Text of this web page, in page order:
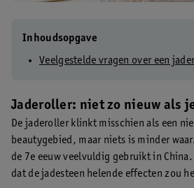
Inhoudsopgave
Veelgestelde vragen over een
Jaderoller: niet zo nieuw als
De jaderoller klinkt misschien als een
beautygebied, maar niets is minder
de 7e eeuw veelvuldig gebruikt in
dat de jadesteen helende effecten zou